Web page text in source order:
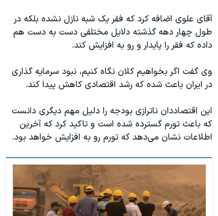
آقای علوی اضافه کرد که فقر یک شبه نازل نشده بلکه در
طول چهار دهه گذشته دلایل مختلفی دست به دست هم
داده که فقر را پایدار و رو به افزایش کند.
وی گفت اگر بخواهیم کلان نگاه کنیم، نبود سرمایه گذاری
در ایران باعث شده که رشد اقتصادی کاهش پیدا کند.
این اقتصاددان ناترازی بودجه را دلیل مهم دیگری دانست
که باعث تورم گسترده شده است و تاکید کرد که آخرین
اطلاعات نشان می‌دهد که تورم رو به افزایش خواهد بود.